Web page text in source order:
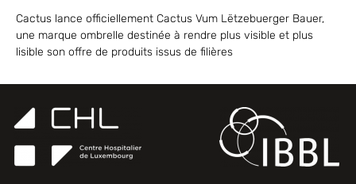
Cactus lance officiellement Cactus Vum Lëtzebuerger Bauer,
une marque ombrelle destinée à rendre plus visible et plus
lisible son offre de produits issus de filières